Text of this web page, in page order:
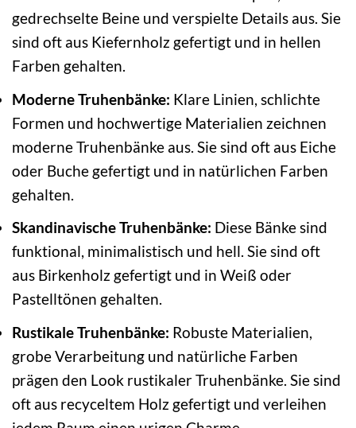
gedrechselte Beine und verspielte Details aus. Sie
sind oft aus Kiefernholz gefertigt und in hellen
Farben gehalten.
Moderne Truhenbänke: Klare Linien, schlichte
Formen und hochwertige Materialien zeichnen
moderne Truhenbänke aus. Sie sind oft aus Eiche
oder Buche gefertigt und in natürlichen Farben
gehalten.
Skandinavische Truhenbänke: Diese Bänke sind
funktional, minimalistisch und hell. Sie sind oft
aus Birkenholz gefertigt und in Weiß oder
Pastelltönen gehalten.
Rustikale Truhenbänke: Robuste Materialien,
grobe Verarbeitung und natürliche Farben
prägen den Look rustikaler Truhenbänke. Sie sind
oft aus recyceltem Holz gefertigt und verleihen